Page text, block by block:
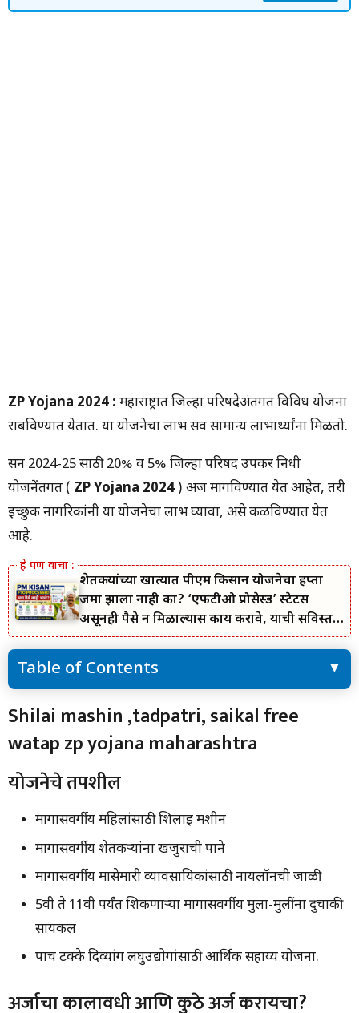
ZP Yojana 2024 : महाराष्ट्रात जिल्हा परिषदेअंतर्गत विविध योजना
राबविण्यात येतात. या योजनेचा लाभ सर्व सामान्य लाभार्थ्यांना मिळतो.
सन 2024-25 साठी 20% व 5% जिल्हा परिषद उपकर निधी
योजनेंतर्गत ( ZP Yojana 2024) अर्ज मागविण्यात येत आहेत, तरी
इच्छुक नागरिकांनी या योजनेचा लाभ घ्यावा, असे कळविण्यात येत
आहे.
शेतकऱ्यांच्या खात्यात पीएम किसान योजनेचा हप्ता
जमा झाला नाही का? ‘एफटीओ प्रोसेस्ड’ स्टेटस
असूनही पैसे न मिळाल्यास काय करावे, याची सविस्तर
माहिती जाणून घ्या.
Table of Contents
Shilai mashin ,tadpatri, saikal free watap zp yojana
maharashtra
योजनेचे तपशील
अर्जाचा कालावधी आणि कुठे अर्ज करायचा?
आवश्यक कागदपत्रे
Bandhkam Kamgar Yojana 2024 : बांधकाम कामगारांना मिळत आहे ५
अर्ज प्रक्रिया आणि कालावधी
कोण पात्र असेल…
प्रसिद्धीपत्रक डाउनलोड करण्यासाठी येथे क्लिक करा
Xerox Sewing Machine Yojana 2024 : 100 टक्के अनुदानावर मिळत
Shilai mashin ,tadpatri, saikal free
watap zp yojana maharashtra
योजनेचे तपशील
मागासवर्गीय महिलांसाठी शिलाई मशीन
मागासवर्गीय शेतकऱ्यांना खजुराची पाने
मागासवर्गीय मासेमारी व्यावसायिकांसाठी नायलॉनची जाळी
5वी ते 11वी पर्यंत शिकणाऱ्या मागासवर्गीय मुला-मुलींना दुचाकी
सायकल
पाच टक्के दिव्यांग लघुउद्योगांसाठी आर्थिक सहाय्य योजना.
अर्जाचा कालावधी आणि कुठे अर्ज करायचा?